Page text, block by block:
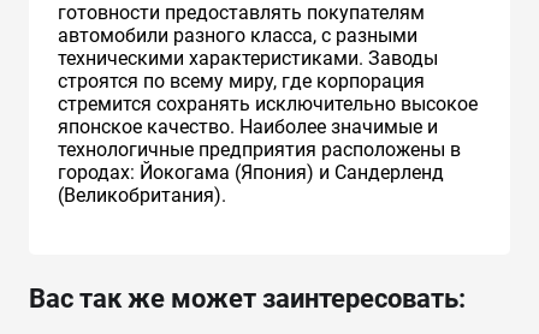
готовности предоставлять покупателям
автомобили разного класса, с разными
техническими характеристиками. Заводы
строятся по всему миру, где корпорация
стремится сохранять исключительно высокое
японское качество. Наиболее значимые и
технологичные предприятия расположены в
городах: Йокогама (Япония) и Сандерленд
(Великобритания).
Вас так же может заинтересовать: